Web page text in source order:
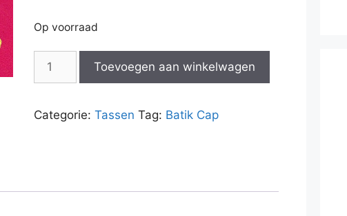
Op voorraad
tambal
aantal
Toevoegen aan winkelwagen
Categorie: Tassen Tag: Batik Cap